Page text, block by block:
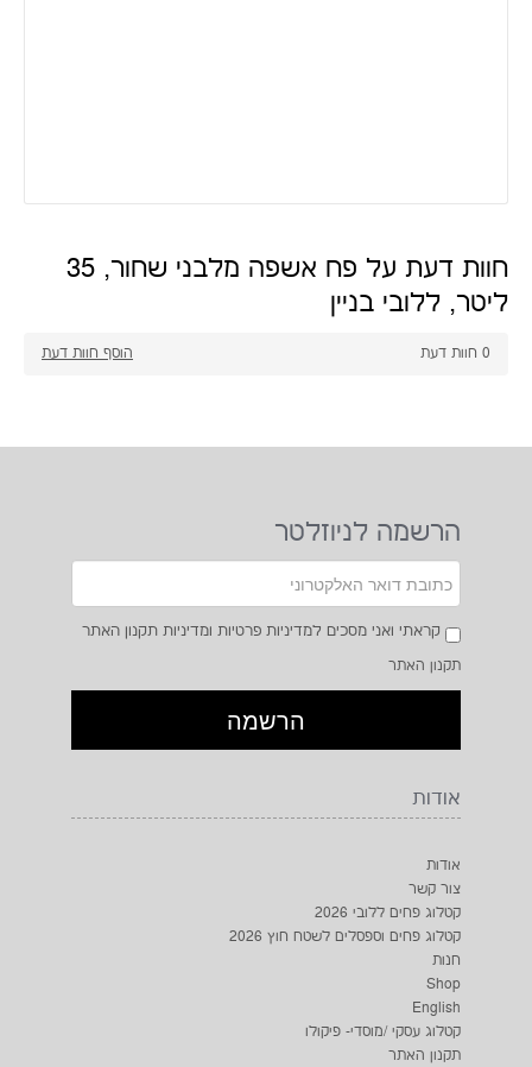
חוות דעת על פח אשפה מלבני שחור, 35
ליטר, ללובי בניין
0 חוות דעת הוסף חוות דעת
הרשמה לניוזלטר
קראתי ואני מסכים למדיניות פרטיות ומדיניות תקנון האתר
תקנון האתר
אודות
אודות
צור קשר
קטלוג פחים ללובי 2026
קטלוג פחים וספסלים לשטח חוץ 2026
חנות
Shop
English
קטלוג עסקי /מוסדי- פיקולו
תקנון האתר